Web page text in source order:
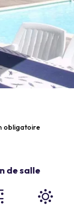
obligatoire
de salle